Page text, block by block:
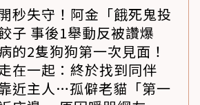
秒失守！阿金「餓死鬼投
子 事後1舉動反被讚爆
的2隻狗狗第一次見面！
在一起：終於找到同伴
近主人…孤僻老貓「第一